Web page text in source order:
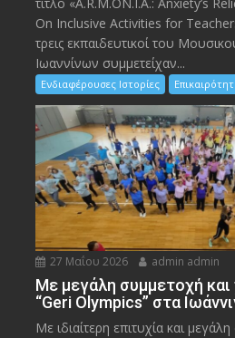
On Inclusive Activities for
τρεις εκπαιδευτικοί του
Ιωαννίνων συμμετείχαν...
Ενδιαφέρουσες Ιστορίες
27 Μαΐου 2026 admin admin
Με μεγάλη συμμετοχή
“Geri Olympics” στα
Με ιδιαίτερη επιτυχία και